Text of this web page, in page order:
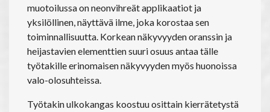
muotoilussa on neonvihreät applikaatiot ja
yksilöllinen, näyttävä ilme, joka korostaa sen
toiminnallisuutta. Korkean näkyvyyden oranssin ja
heijastavien elementtien suuri osuus antaa tälle
työtakille erinomaisen näkyvyyden myös huonoissa
valo-olosuhteissa.
Työtakin ulkokangas koostuu osittain kierrätetystä